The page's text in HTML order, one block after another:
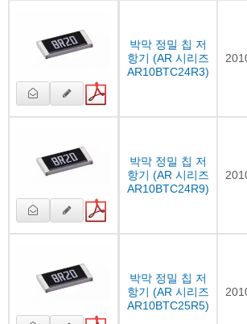
박막 정밀 칩 저
항기 (AR 시리즈
AR10BTC24R3)
박막 정밀 칩 저
항기 (AR 시리즈
AR10BTC24R9)
박막 정밀 칩 저
항기 (AR 시리즈
AR10BTC25R5)